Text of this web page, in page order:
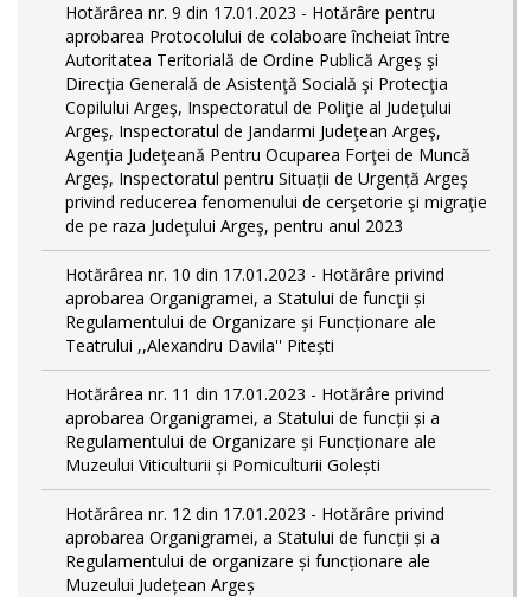
Hotărârea nr. 9 din 17.01.2023 - Hotărâre pentru
aprobarea Protocolului de colaboare încheiat între
Autoritatea Teritorială de Ordine Publică Argeş şi
Direcţia Generală de Asistenţă Socială şi Protecţia
Copilului Argeş, Inspectoratul de Poliţie al Judeţului
Argeş, Inspectoratul de Jandarmi Judeţean Argeş,
Agenţia Judeţeană Pentru Ocuparea Forţei de Muncă
Argeş, Inspectoratul pentru Situații de Urgență Argeş
privind reducerea fenomenului de cerşetorie şi migraţie
de pe raza Judeţului Argeş, pentru anul 2023
Hotărârea nr. 10 din 17.01.2023 - Hotărâre privind
aprobarea Organigramei, a Statului de funcţii și
Regulamentului de Organizare și Funcționare ale
Teatrului ,,Alexandru Davila'' Pitești
Hotărârea nr. 11 din 17.01.2023 - Hotărâre privind
aprobarea Organigramei, a Statului de funcții și a
Regulamentului de Organizare și Funcționare ale
Muzeului Viticulturii și Pomiculturii Golești
Hotărârea nr. 12 din 17.01.2023 - Hotărâre privind
aprobarea Organigramei, a Statului de funcții și a
Regulamentului de organizare și funcționare ale
Muzeului Județean Argeș